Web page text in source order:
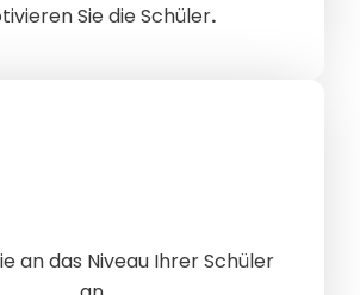
Sie die Schüler.
an das Niveau Ihrer Schüler